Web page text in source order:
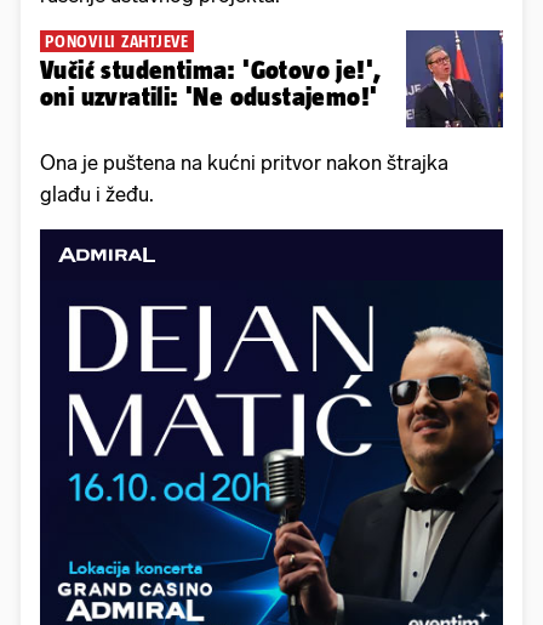
PONOVILI ZAHTJEVE
Vučić studentima: 'Gotovo je!',
oni uzvratili: 'Ne odustajemo!'
Ona je puštena na kućni pritvor nakon štrajka
glađu i žeđu.